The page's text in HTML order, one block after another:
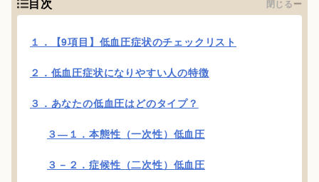
目次 閉じる
１．【9項目】低血圧症状のチェックリスト
２．低血圧症状になりやすい人の特徴
３．あなたの低血圧はどのタイプ？
３―１．本態性（一次性）低血圧
３－２．症候性（二次性）低血圧